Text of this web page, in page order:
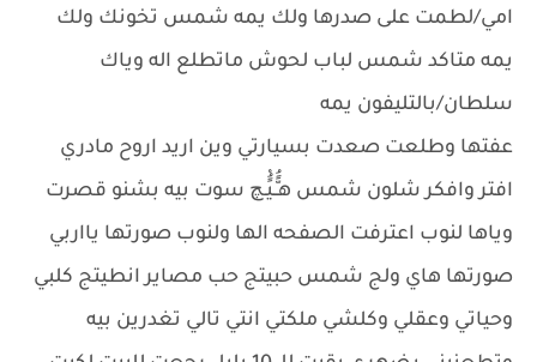
امي/لطمت على صدرها ولك يمه شمس تخونك ولك
يمه متاكد شمس لباب لحوش ماتطلع اله وياك
سلطان/بالتليفون يمه
عفتها وطلعت صعدت بسيارتي وين اريد اروح مادري
افتر وافكر شلون شمس هـًُّـيًُْـچ سوت بيه بشنو قصرت
وياها لنوب اعترفت الصفحه الها ولنوب صورتها يااربي
صورتها هاي ولج شمس حبيتج حب مصاير انطيتج كلبي
وحياتي وعقلي وكلشي ملكتي انتي تالي تغدرين بيه